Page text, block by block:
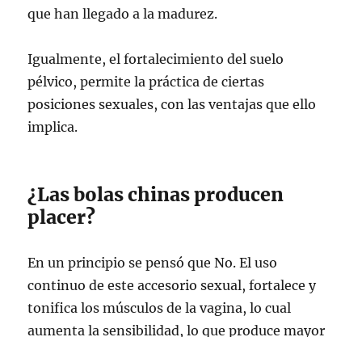
que han llegado a la madurez.
Igualmente, el fortalecimiento del suelo
pélvico, permite la práctica de ciertas
posiciones sexuales, con las ventajas que ello
implica.
¿Las bolas chinas producen
placer?
En un principio se pensó que No. El uso
continuo de este accesorio sexual, fortalece y
tonifica los músculos de la vagina, lo cual
aumenta la sensibilidad, lo que produce mayor